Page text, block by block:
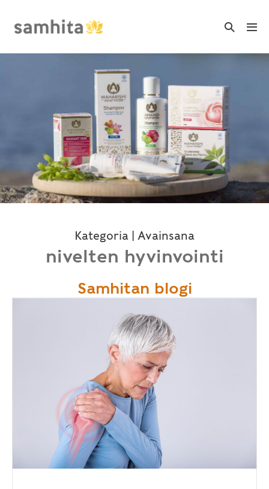
Search
Kategoria | Avainsana
nivelten hyvinvointi
Samhitan blogi